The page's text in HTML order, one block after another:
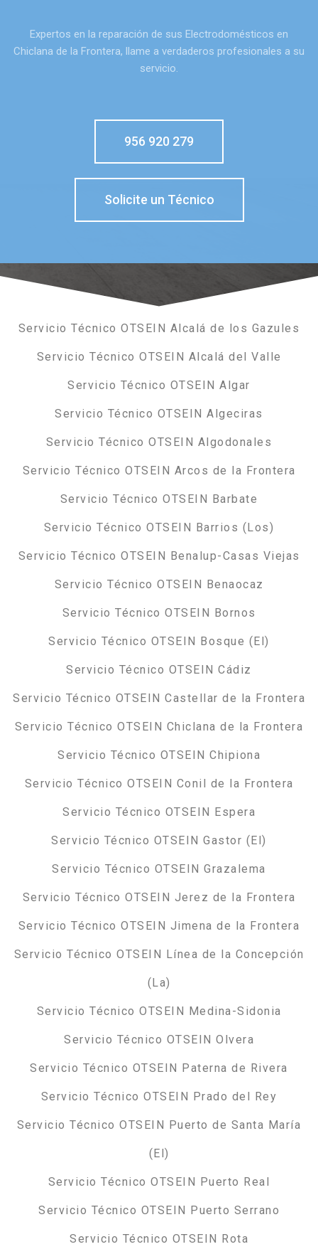
Expertos en la reparación de sus Electrodomésticos en
Chiclana de la Frontera, llame a verdaderos profesionales a su
servicio.
956 920 279
Solicite un Técnico
Servicio Técnico OTSEIN Alcalá de los Gazules
Servicio Técnico OTSEIN Alcalá del Valle
Servicio Técnico OTSEIN Algar
Servicio Técnico OTSEIN Algeciras
Servicio Técnico OTSEIN Algodonales
Servicio Técnico OTSEIN Arcos de la Frontera
Servicio Técnico OTSEIN Barbate
Servicio Técnico OTSEIN Barrios (Los)
Servicio Técnico OTSEIN Benalup-Casas Viejas
Servicio Técnico OTSEIN Benaocaz
Servicio Técnico OTSEIN Bornos
Servicio Técnico OTSEIN Bosque (El)
Servicio Técnico OTSEIN Cádiz
Servicio Técnico OTSEIN Castellar de la Frontera
Servicio Técnico OTSEIN Chiclana de la Frontera
Servicio Técnico OTSEIN Chipiona
Servicio Técnico OTSEIN Conil de la Frontera
Servicio Técnico OTSEIN Espera
Servicio Técnico OTSEIN Gastor (El)
Servicio Técnico OTSEIN Grazalema
Servicio Técnico OTSEIN Jerez de la Frontera
Servicio Técnico OTSEIN Jimena de la Frontera
Servicio Técnico OTSEIN Línea de la Concepción
(La)
Servicio Técnico OTSEIN Medina-Sidonia
Servicio Técnico OTSEIN Olvera
Servicio Técnico OTSEIN Paterna de Rivera
Servicio Técnico OTSEIN Prado del Rey
Servicio Técnico OTSEIN Puerto de Santa María
(El)
Servicio Técnico OTSEIN Puerto Real
Servicio Técnico OTSEIN Puerto Serrano
Servicio Técnico OTSEIN Rota